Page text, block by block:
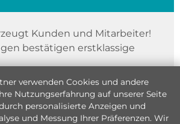
Kunden und Mitarbeiter!
bestätigen erstklassige
verwenden Cookies und andere
Nutzungserfahrung auf unserer Seite
personalisierte Anzeigen und
und Messung Ihrer Präferenzen. Wir